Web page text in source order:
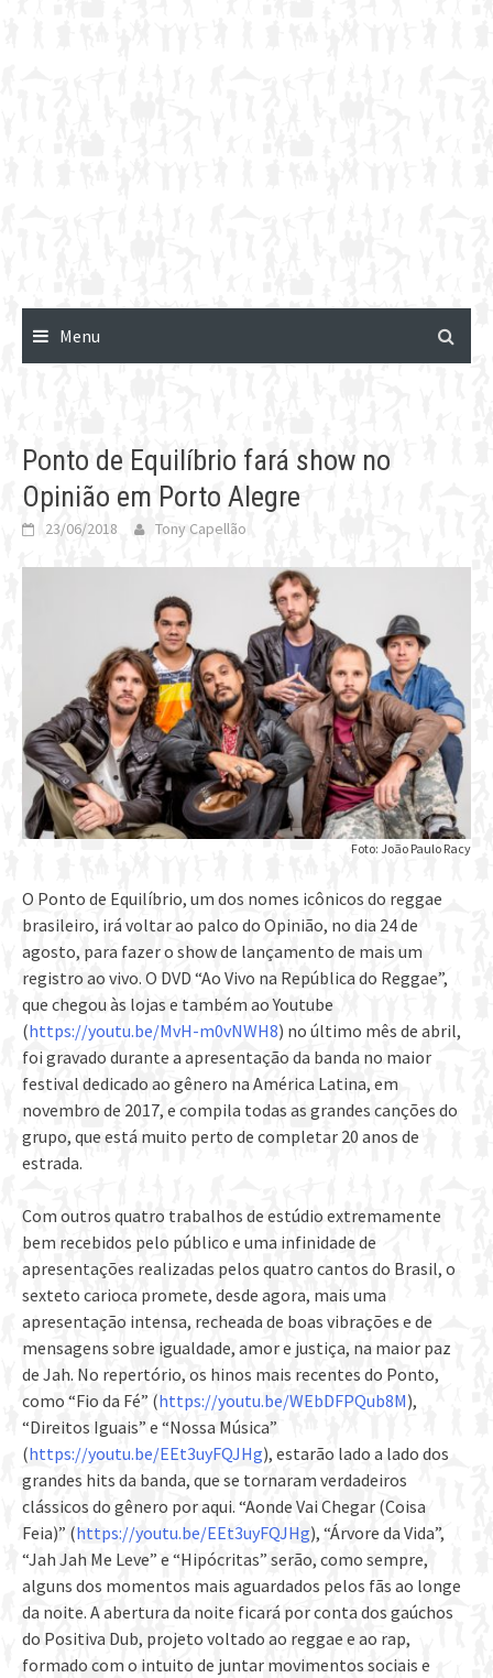
Menu
Ponto de Equilíbrio fará show no
Opinião em Porto Alegre
23/06/2018 Tony Capellão
Foto: João Paulo Racy
O Ponto de Equilíbrio, um dos nomes icônicos do reggae
brasileiro, irá voltar ao palco do Opinião, no dia 24 de
agosto, para fazer o show de lançamento de mais um
registro ao vivo. O DVD “Ao Vivo na República do Reggae”,
que chegou às lojas e também ao Youtube
(https://youtu.be/MvH-m0vNWH8) no último mês de abril,
foi gravado durante a apresentação da banda no maior
festival dedicado ao gênero na América Latina, em
novembro de 2017, e compila todas as grandes canções do
grupo, que está muito perto de completar 20 anos de
estrada.
Com outros quatro trabalhos de estúdio extremamente
bem recebidos pelo público e uma infinidade de
apresentações realizadas pelos quatro cantos do Brasil, o
sexteto carioca promete, desde agora, mais uma
apresentação intensa, recheada de boas vibrações e de
mensagens sobre igualdade, amor e justiça, na maior paz
de Jah. No repertório, os hinos mais recentes do Ponto,
como “Fio da Fé” (https://youtu.be/WEbDFPQub8M),
“Direitos Iguais” e “Nossa Música”
(https://youtu.be/EEt3uyFQJHg), estarão lado a lado dos
grandes hits da banda, que se tornaram verdadeiros
clássicos do gênero por aqui. “Aonde Vai Chegar (Coisa
Feia)” (https://youtu.be/EEt3uyFQJHg), “Árvore da Vida”,
“Jah Jah Me Leve” e “Hipócritas” serão, como sempre,
alguns dos momentos mais aguardados pelos fãs ao longe
da noite. A abertura da noite ficará por conta dos gaúchos
do Positiva Dub, projeto voltado ao reggae e ao rap,
formado com o intuito de juntar movimentos sociais e